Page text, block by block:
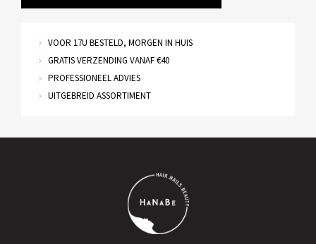
VOOR 17U BESTELD, MORGEN IN HUIS
GRATIS VERZENDING VANAF €40
PROFESSIONEEL ADVIES
UITGEBREID ASSORTIMENT